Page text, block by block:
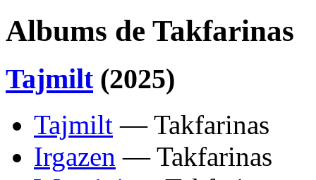
Albums de Takfarinas
Tajmilt(2025)
Tajmilt — Takfarinas
Irgazen — Takfarinas